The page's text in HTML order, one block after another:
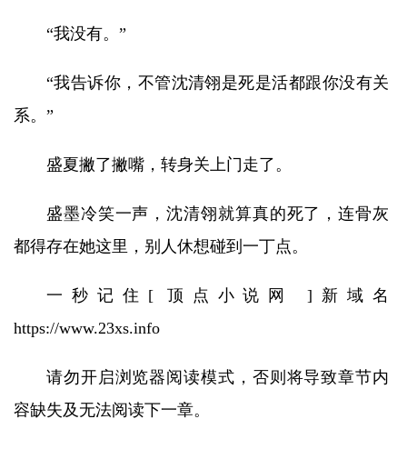
“我没有。”
“我告诉你，不管沈清翎是死是活都跟你没有关
系。”
盛夏撇了撇嘴，转身关上门走了。
盛墨冷笑一声，沈清翎就算真的死了，连骨灰
都得存在她这里，别人休想碰到一丁点。
一秒记住[ 顶点小说网 ]新域名
https://www.23xs.info
请勿开启浏览器阅读模式，否则将导致章节内
容缺失及无法阅读下一章。